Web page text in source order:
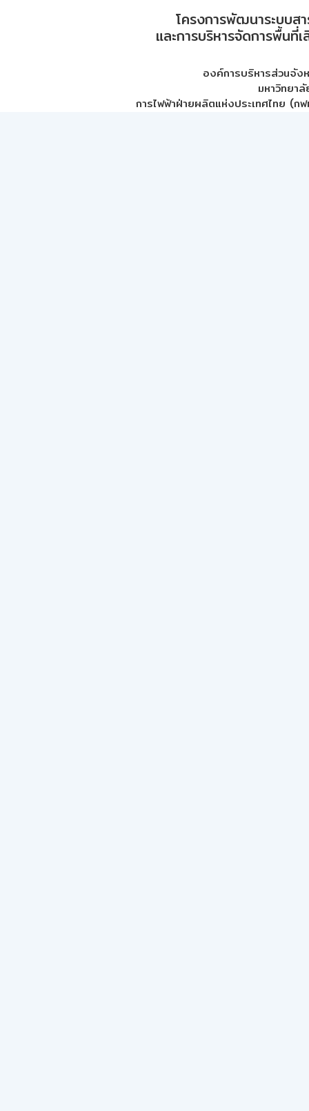
โครงการพัฒนาระบบส
และการบริหารจัดการพื้นที่
องค์การบริหารส่วนจัง
มหาวิทยา
การไฟฟ้าฝ่ายผลิตแห่งประเทศไทย (กฟ